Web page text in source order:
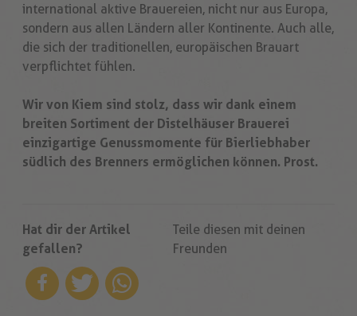
international aktive Brauereien, nicht nur aus Europa,
sondern aus allen Ländern aller Kontinente. Auch alle,
die sich der traditionellen, europäischen Brauart
verpflichtet fühlen.
Wir von Kiem sind stolz, dass wir dank einem
breiten Sortiment der Distelhäuser Brauerei
einzigartige Genussmomente für Bierliebhaber
südlich des Brenners ermöglichen können. Prost.
Hat dir der Artikel
gefallen?
Teile diesen mit deinen
Freunden